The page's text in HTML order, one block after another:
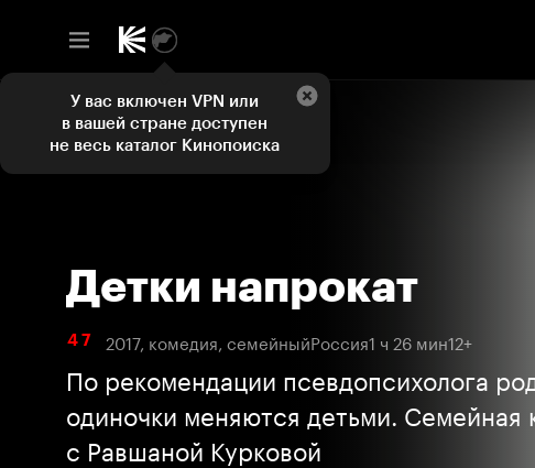
Детки напрокат
4 7 2017, комедия, семейныйРоссия1 ч 26 мин12+
По рекомендации псевдопсихолога
одиночки меняются детьми. Семейная комедия
с Равшаной Курковой
У вас включен VPN или
в вашей стране доступен
не весь каталог Кинопоиска